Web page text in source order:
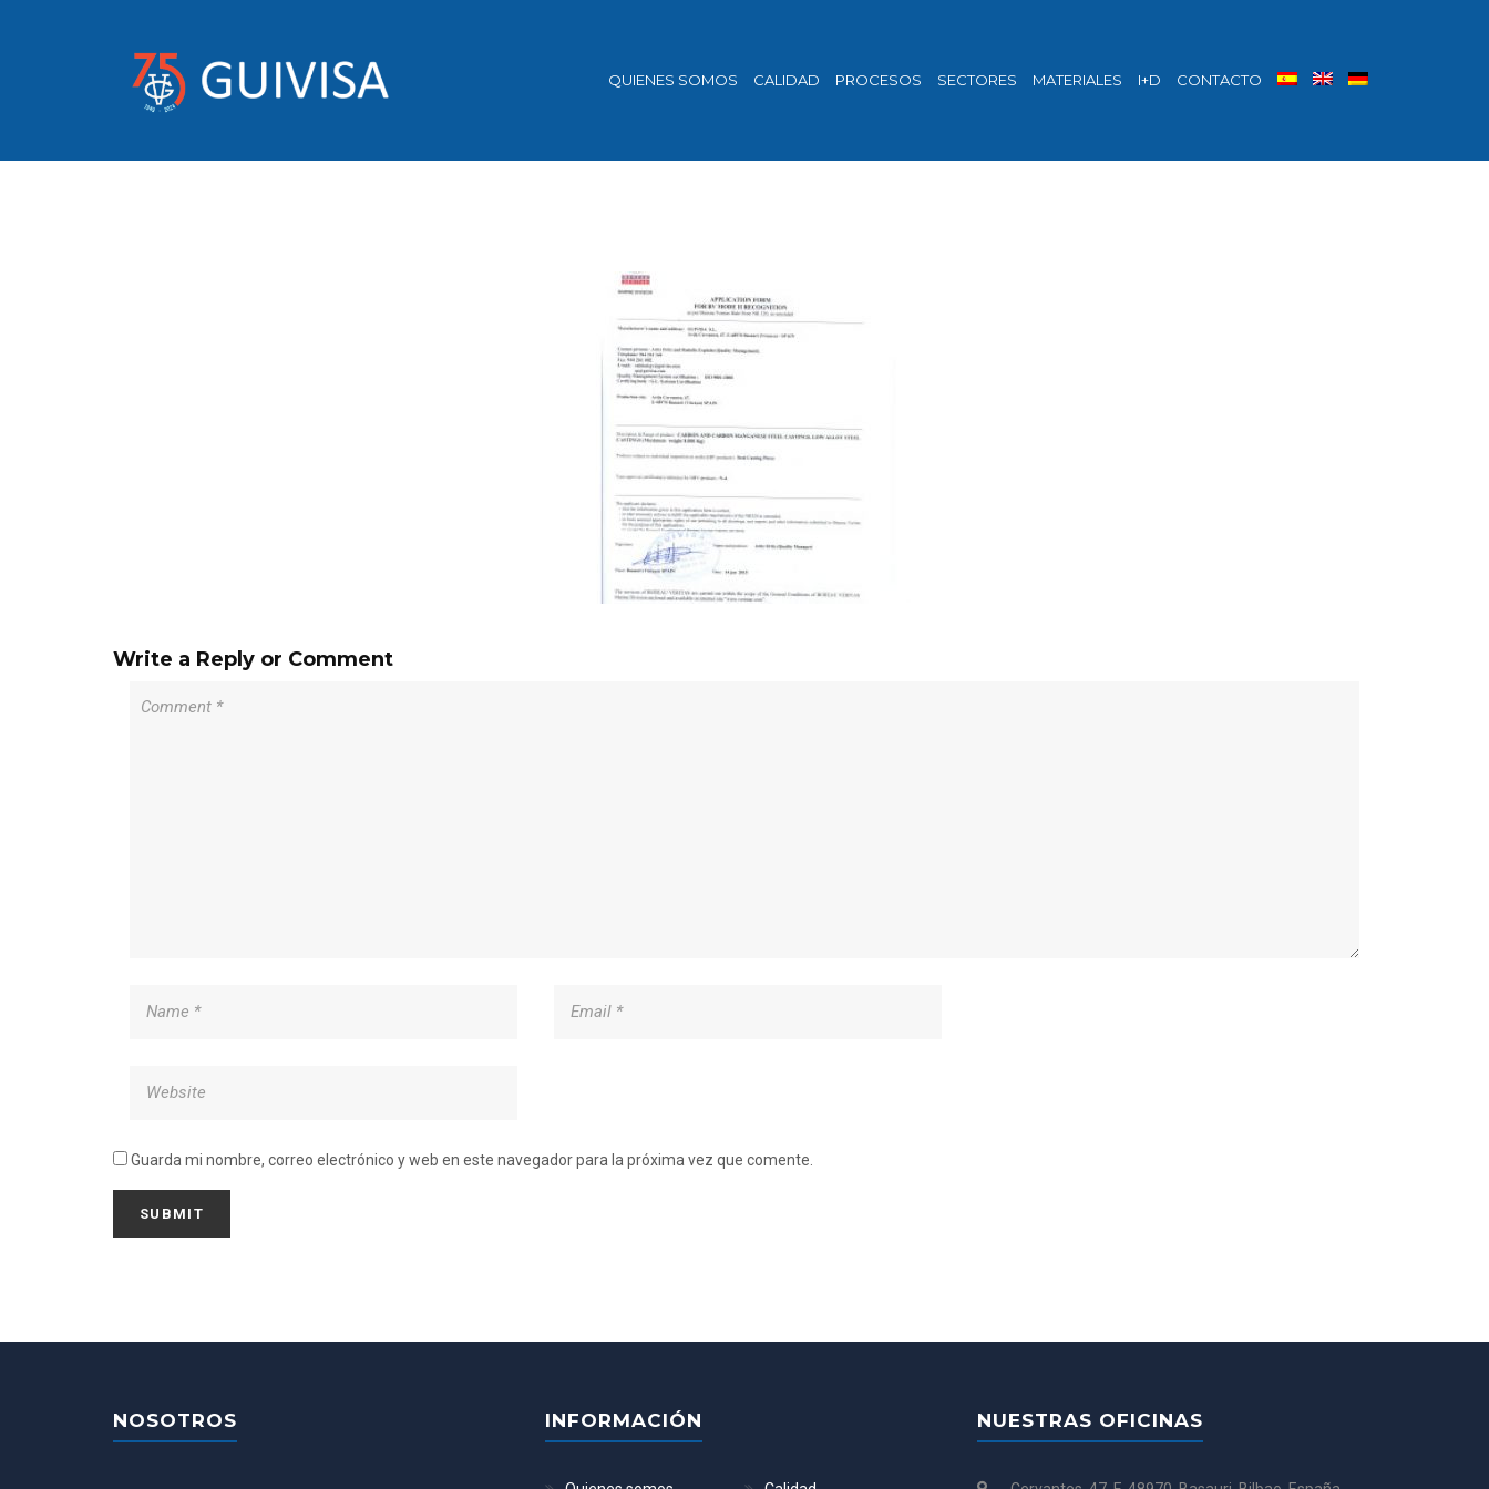
QUIENES SOMOS CALIDAD PROCESOS SECTORES MATERIALES I+D CONTACTO
Write a Reply or Comment
Guarda mi nombre, correo electrónico y web en este navegador para la próxima vez que comente.
NOSOTROS INFORMACIÓN NUESTRAS OFICINAS